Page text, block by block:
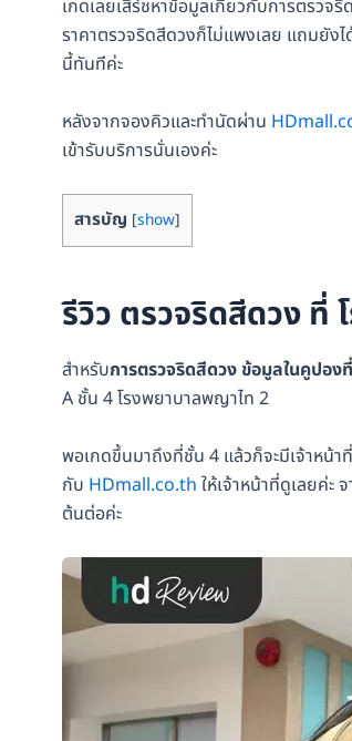
เกดเลยเสิร์ชหาข้อมูลเกี่ยวกับการตรวจ
ราคาตรวจริดสีดวงก็ไม่แพงเลย แถมยัง
นี้ทันทีค่ะ
หลังจากจองคิวและทำนัดผ่าน
เข้ารับบริการนั่นเองค่ะ
สารบัญ [show]
รีวิว ตรวจริดสีดวง ที่
สำหรับการตรวจริดสีดวง ข้อมูลในคูปอ
A ชั้น 4 โรงพยาบาลพญาไท 2
พอเกดขึ้นมาถึงที่ชั้น 4 แล้วก็จะมีเจ้าหน้
กับ HDmall.co.th ให้เจ้าหน้าที่ดูเลยค่ะ
ต้นต่อค่ะ